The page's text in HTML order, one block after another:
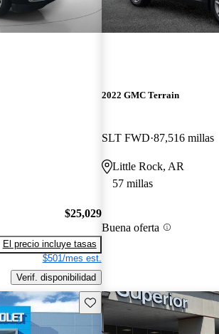
$25,029
El precio incluye tasas
$501/mes est.
Verif. disponibilidad
2022 GMC Terrain
SLT FWD 87,516 millas
Little Rock, AR
57 millas
Buena oferta
Guarda este Aviso